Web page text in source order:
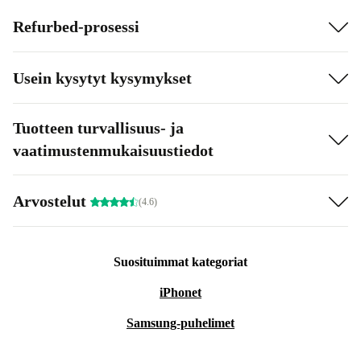
Refurbed-prosessi
Usein kysytyt kysymykset
Tuotteen turvallisuus- ja
vaatimustenmukaisuustiedot
Arvostelut (4.6)
Suosituimmat kategoriat
iPhonet
Samsung-puhelimet